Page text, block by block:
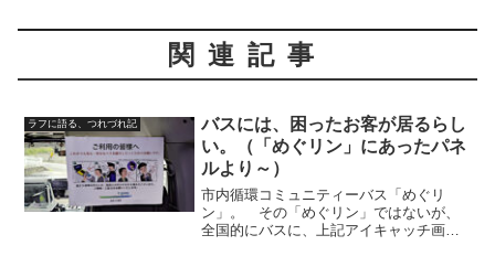
関連記事
ラフに語る、つれづれ記
バスには、困ったお客が居るらし
い。（「めぐリン」にあったパネ
ルより～）
市内循環コミュニティーバス「めぐリ
ン」。 その「めぐリン」ではないが、
全国的にバスに、上記アイキャッチ画像